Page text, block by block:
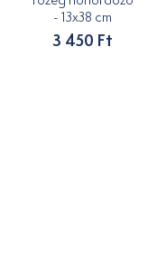
- 13x38 cm
3 450 Ft